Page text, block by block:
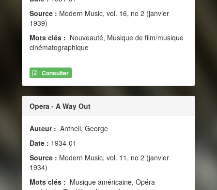
Source : Modern Music, vol. 16, no 2 (janvier
1939)
Mots clés : Nouveauté, Musique de film/musique
cinématographique
Consulter
Opera - A Way Out
Auteur : Antheil, George
Date : 1934-01
Source : Modern Music, vol. 11, no 2 (janvier
1934)
Mots clés : Musique américaine, Opéra